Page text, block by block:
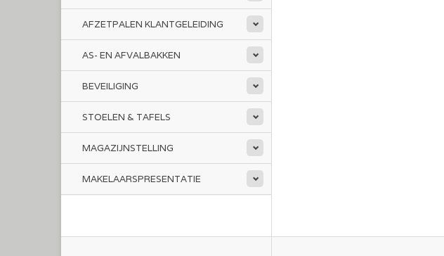
AFZETPALEN KLANTGELEIDING
AS- EN AFVALBAKKEN
BEVEILIGING
STOELEN & TAFELS
MAGAZIJNSTELLING
MAKELAARSPRESENTATIE